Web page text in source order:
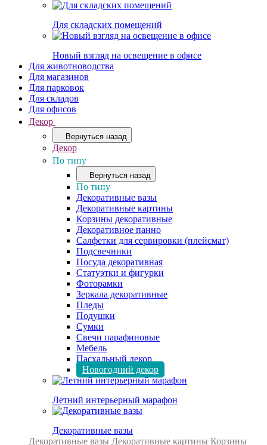
Для складских помещений
Новый взгляд на освещение в офисе
Для животноводства
Для магазинов
Для парковок
Для складов
Для офисов
Декор
Вернуться назад
Декор
По типу
Вернуться назад
По типу
Декоративные вазы
Декоративные картины
Корзины декоративные
Декоративное панно
Салфетки для сервировки (плейсмат)
Подсвечники
Посуда декоративная
Статуэтки и фигурки
Фоторамки
Зеркала декоративные
Пледы
Подушки
Сумки
Свечи парафиновые
Мебель
Пасхальный декор
Новогодний декор
Летний интерьерный марафон
Декоративные вазы
Декоративные вазы Декоративные картины Корзины